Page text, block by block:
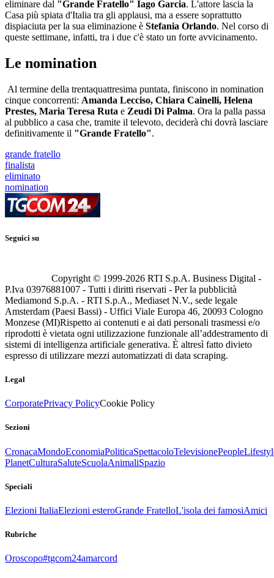
eliminare dal "Grande Fratello" Iago Garcia. L'attore lascia la
Casa più spiata d'Italia tra gli applausi, ma a essere soprattutto
dispiaciuta per la sua eliminazione è Stefania Orlando. Nel corso di
queste settimane, infatti, tra i due c'è stato un forte avvicinamento.
Le nomination
Al termine della trentaquattresima puntata, finiscono in nomination
cinque concorrenti: Amanda Lecciso, Chiara Cainelli, Helena
Prestes, Maria Teresa Ruta e Zeudi Di Palma. Ora la palla passa
al pubblico a casa che, tramite il televoto, deciderà chi dovrà lasciare
definitivamente il "Grande Fratello".
grande fratello
finalista
eliminato
nomination
Seguici su
Copyright © 1999-2026 RTI S.p.A. Business Digital -
P.Iva 03976881007 - Tutti i diritti riservati - Per la pubblicità
Mediamond S.p.A. - RTI S.p.A., Mediaset N.V., sede legale
Amsterdam (Paesi Bassi) - Uffici Viale Europa 46, 20093 Cologno
Monzese (MI)Rispetto ai contenuti e ai dati personali trasmessi e/o
riprodotti è vietata ogni utilizzazione funzionale all’addestramento di
sistemi di intelligenza artificiale generativa. È altresì fatto divieto
espresso di utilizzare mezzi automatizzati di data scraping.
Legal
CorporatePrivacy PolicyCookie Policy
Sezioni
CronacaMondoEconomiaPoliticaSpettacoloTelevisionePeople
PlanetCulturaSaluteScuolaAnimaliSpazio
Speciali
Elezioni ItaliaElezioni esteroGrande FratelloL'isola dei famosiAmici
Rubriche
Oroscopo#tgcom24amarcord